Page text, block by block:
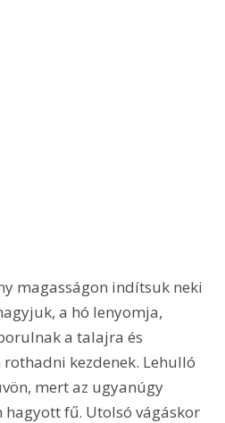
magasságon indítsuk neki
a hó lenyomja,
a talajra és
kezdenek. Lehulló
mert az ugyanúgy
fű. Utolsó vágáskor